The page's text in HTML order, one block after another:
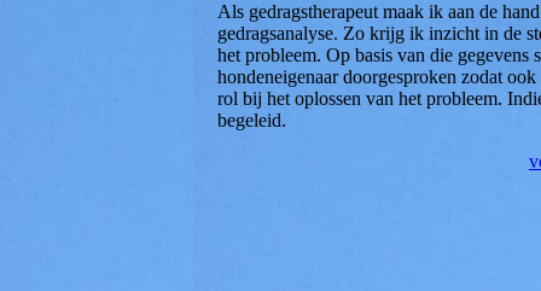
Als gedragstherapeut maak ik aan de
gedragsanalyse. Zo krijg ik inzicht in de
het probleem. Op basis van die
hondeneigenaar doorgesproken zodat
rol bij het oplossen van het probleem.
begeleid.